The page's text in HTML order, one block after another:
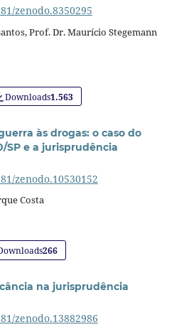
zenodo.8350295
Prof. Dr. Maurício Stegemann
Downloads1.563
às drogas: o caso do
SP e a jurisprudência
zenodo.10530152
Costa
266
na jurisprudência
zenodo.13882986